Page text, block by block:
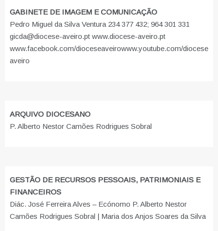
GABINETE DE IMAGEM E COMUNICAÇÃO
Pedro Miguel da Silva Ventura 234 377 432; 964 301 331
gicda@diocese-aveiro.pt www.diocese-aveiro.pt
www.facebook.com/dioceseaveirowww.youtube.com/diocese
aveiro
ARQUIVO DIOCESANO
P. Alberto Nestor Camões Rodrigues Sobral
GESTÃO DE RECURSOS PESSOAIS, PATRIMONIAIS E
FINANCEIROS
Diác. José Ferreira Alves – Ecónomo P. Alberto Nestor
Camões Rodrigues Sobral | Maria dos Anjos Soares da Silva